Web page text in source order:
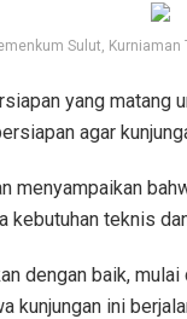
Sulut,
yang matang
agar
menyampaikan
kebutuhan teknis
dengan baik,
kunjungan ini